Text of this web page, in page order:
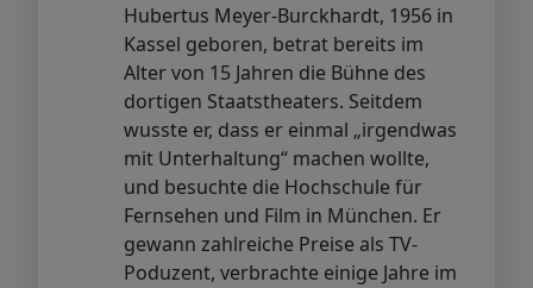
Hubertus Meyer-Burckhardt, 1956 in
Kassel geboren, betrat bereits im
Alter von 15 Jahren die Bühne des
dortigen Staatstheaters. Seitdem
wusste er, dass er einmal „irgendwas
mit Unterhaltung“ machen wollte,
und besuchte die Hochschule für
Fernsehen und Film in München. Er
gewann zahlreiche Preise als TV-
Poduzent, verbrachte einige Jahre im